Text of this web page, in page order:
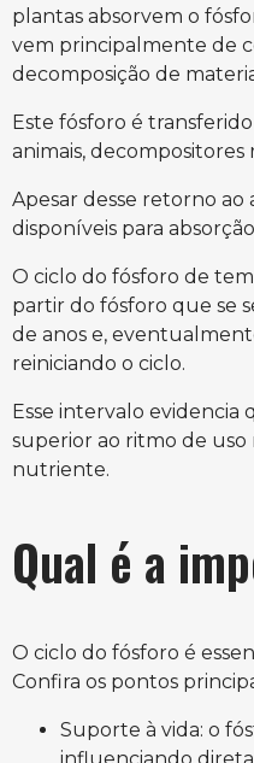
plantas absorvem o
vem principalmente de
decomposição de
Este fósforo é
animais, decompositores
Apesar desse retorno
disponíveis para
O ciclo do fósforo de
partir do fósforo que se
de anos e,
reiniciando o ciclo.
Esse intervalo
superior ao ritmo de uso
nutriente.
Qual é a
O ciclo do fósforo é
Confira os pontos
Suporte à vida: o